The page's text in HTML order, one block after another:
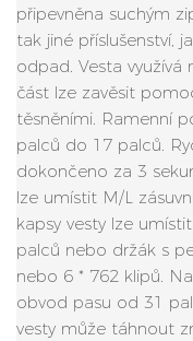
připevněna suchým
tak jiné příslušenství,
odpad. Vesta
část lze zavěsit
těsněními. Ramenní
palců do 17 palců.
dokončeno za 3
lze umístit M/L
kapsy vesty lze
palců nebo držák s
nebo 6 * 762 klipů.
obvod pasu od 31
vesty může táhnout